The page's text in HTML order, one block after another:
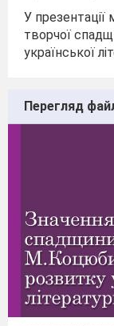
У презентації
творчої
української
Перегляд